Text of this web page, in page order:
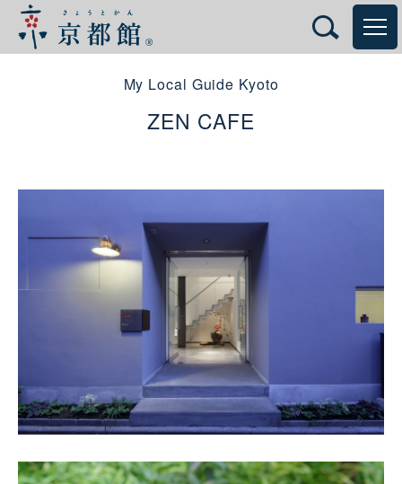
My Local Guide Kyoto
ZEN CAFE